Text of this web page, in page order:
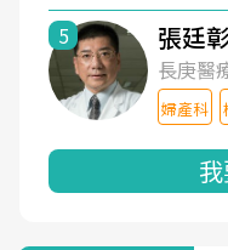
5 張廷
長庚醫
婦產科